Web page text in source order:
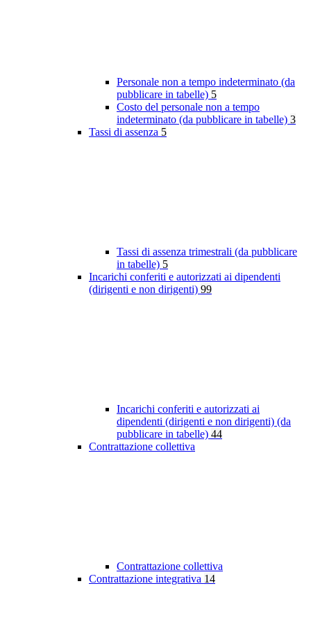
Personale non a tempo indeterminato (da
pubblicare in tabelle) 5
Costo del personale non a tempo
indeterminato (da pubblicare in tabelle) 3
Tassi di assenza 5
Tassi di assenza trimestrali (da pubblicare
in tabelle) 5
Incarichi conferiti e autorizzati ai dipendenti
(dirigenti e non dirigenti) 99
Incarichi conferiti e autorizzati ai
dipendenti (dirigenti e non dirigenti) (da
pubblicare in tabelle) 44
Contrattazione collettiva
Contrattazione collettiva
Contrattazione integrativa 14